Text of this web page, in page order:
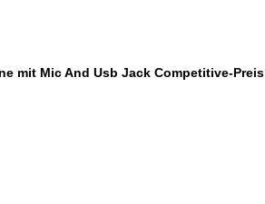
mit Mic And Usb Jack Competitive-Preis